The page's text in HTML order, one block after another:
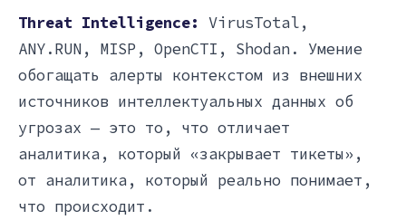
Threat Intelligence: VirusTotal,
ANY.RUN, MISP, OpenCTI, Shodan. Умение
обогащать алерты контекстом из внешних
источников интеллектуальных данных об
угрозах — это то, что отличает
аналитика, который «закрывает тикеты»,
от аналитика, который реально понимает,
что происходит.